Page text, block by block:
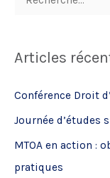
h
c
h
e
Articles
Conférence Droit
Journée d’études
MTOA en action :
pratiques